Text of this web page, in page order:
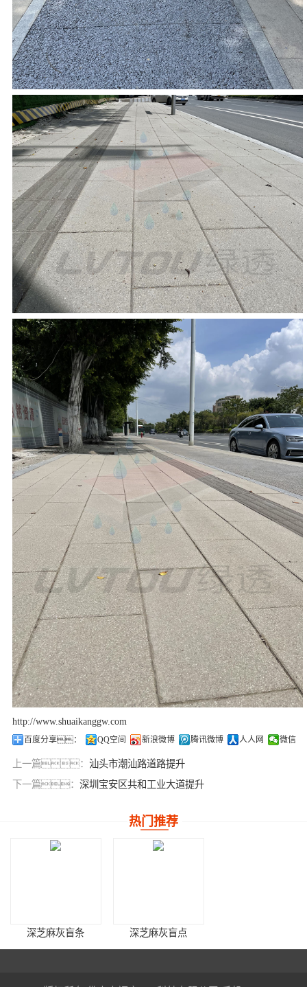
http://www.shuaikanggw.com
百度分享： QQ空间 新浪微博 腾讯微博 人人网 微信
上一篇： 汕头市潮汕路道路提升
下一篇： 深圳宝安区共和工业大道提升
热门推荐
深芝麻灰盲条 深芝麻灰盲点